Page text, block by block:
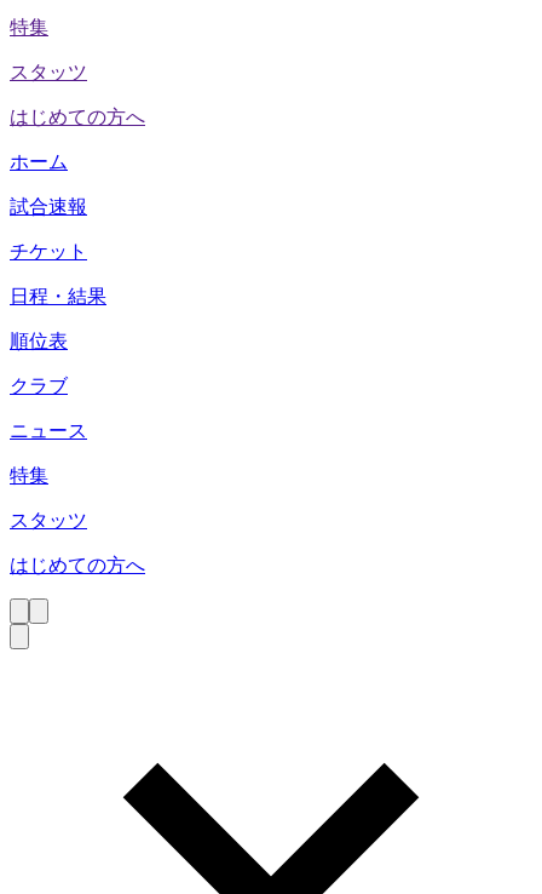
特集
スタッツ
はじめての方へ
ホーム
試合速報
チケット
日程・結果
順位表
クラブ
ニュース
特集
スタッツ
はじめての方へ